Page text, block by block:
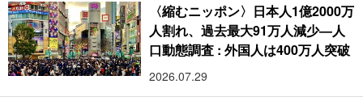
〈縮むニッポン〉日本人1億2000万
人割れ、過去最大91万人減少―人
口動態調査 : 外国人は400万人突破
2026.07.29